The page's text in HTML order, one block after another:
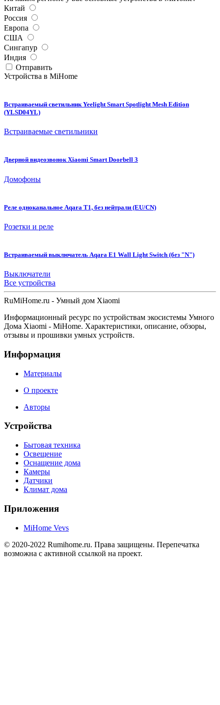
Китай
Россия
Европа
США
Сингапур
Индия
Отправить
Устройства в MiHome
Встраиваемый светильник Yeelight Smart Spotlight Mesh Edition
(YLSD04YL)
Встраиваемые светильники
Дверной видеозвонок Xiaomi Smart Doorbell 3
Домофоны
Реле одноканальное Aqara T1, без нейтрали (EU/CN)
Розетки и реле
Встраиваемый выключатель Aqara E1 Wall Light Switch (без "N")
Выключатели
Все устройства
RuMiHome.ru - Умный дом Xiaomi
Информационный ресурс по устройствам экосистемы Умного
Дома Xiaomi - MiHome. Характеристики, описание, обзоры,
отзывы и прошивки умных устройств.
Информация
Материалы
О проекте
Авторы
Устройства
Бытовая техника
Освещение
Оснащение дома
Камеры
Датчики
Климат дома
Приложения
MiHome Vevs
© 2020-2022 Rumihome.ru. Права защищены. Перепечатка
возможна с активной ссылкой на проект.